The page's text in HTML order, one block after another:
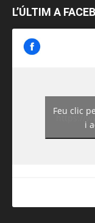
L’ÚLTIM A
https://
Feu clic
i